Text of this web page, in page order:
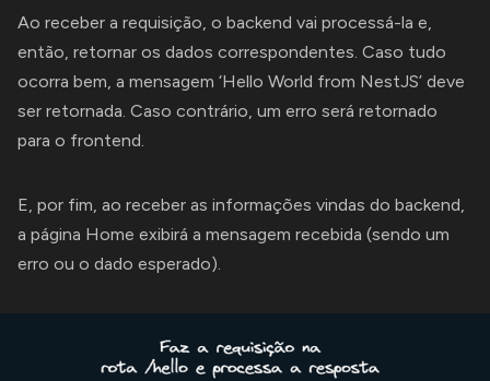
Ao receber a requisição, o backend vai processá-la e,
então, retornar os dados correspondentes. Caso tudo
ocorra bem, a mensagem ‘Hello World from NestJS’ deve
ser retornada. Caso contrário, um erro será retornado
para o frontend.
E, por fim, ao receber as informações vindas do backend,
a página Home exibirá a mensagem recebida (sendo um
erro ou o dado esperado).